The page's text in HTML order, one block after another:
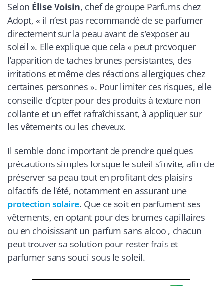
Selon Élise Voisin, chef de groupe Parfums chez
Adopt, « il n’est pas recommandé de se parfumer
directement sur la peau avant de s’exposer au
soleil ». Elle explique que cela « peut provoquer
l’apparition de taches brunes persistantes, des
irritations et même des réactions allergiques chez
certaines personnes ». Pour limiter ces risques, elle
conseille d’opter pour des produits à texture non
collante et un effet rafraîchissant, à appliquer sur
les vêtements ou les cheveux.
Il semble donc important de prendre quelques
précautions simples lorsque le soleil s’invite, afin de
préserver sa peau tout en profitant des plaisirs
olfactifs de l’été, notamment en assurant une
protection solaire. Que ce soit en parfument ses
vêtements, en optant pour des brumes capillaires
ou en choisissant un parfum sans alcool, chacun
peut trouver sa solution pour rester frais et
parfumer sans souci sous le soleil.